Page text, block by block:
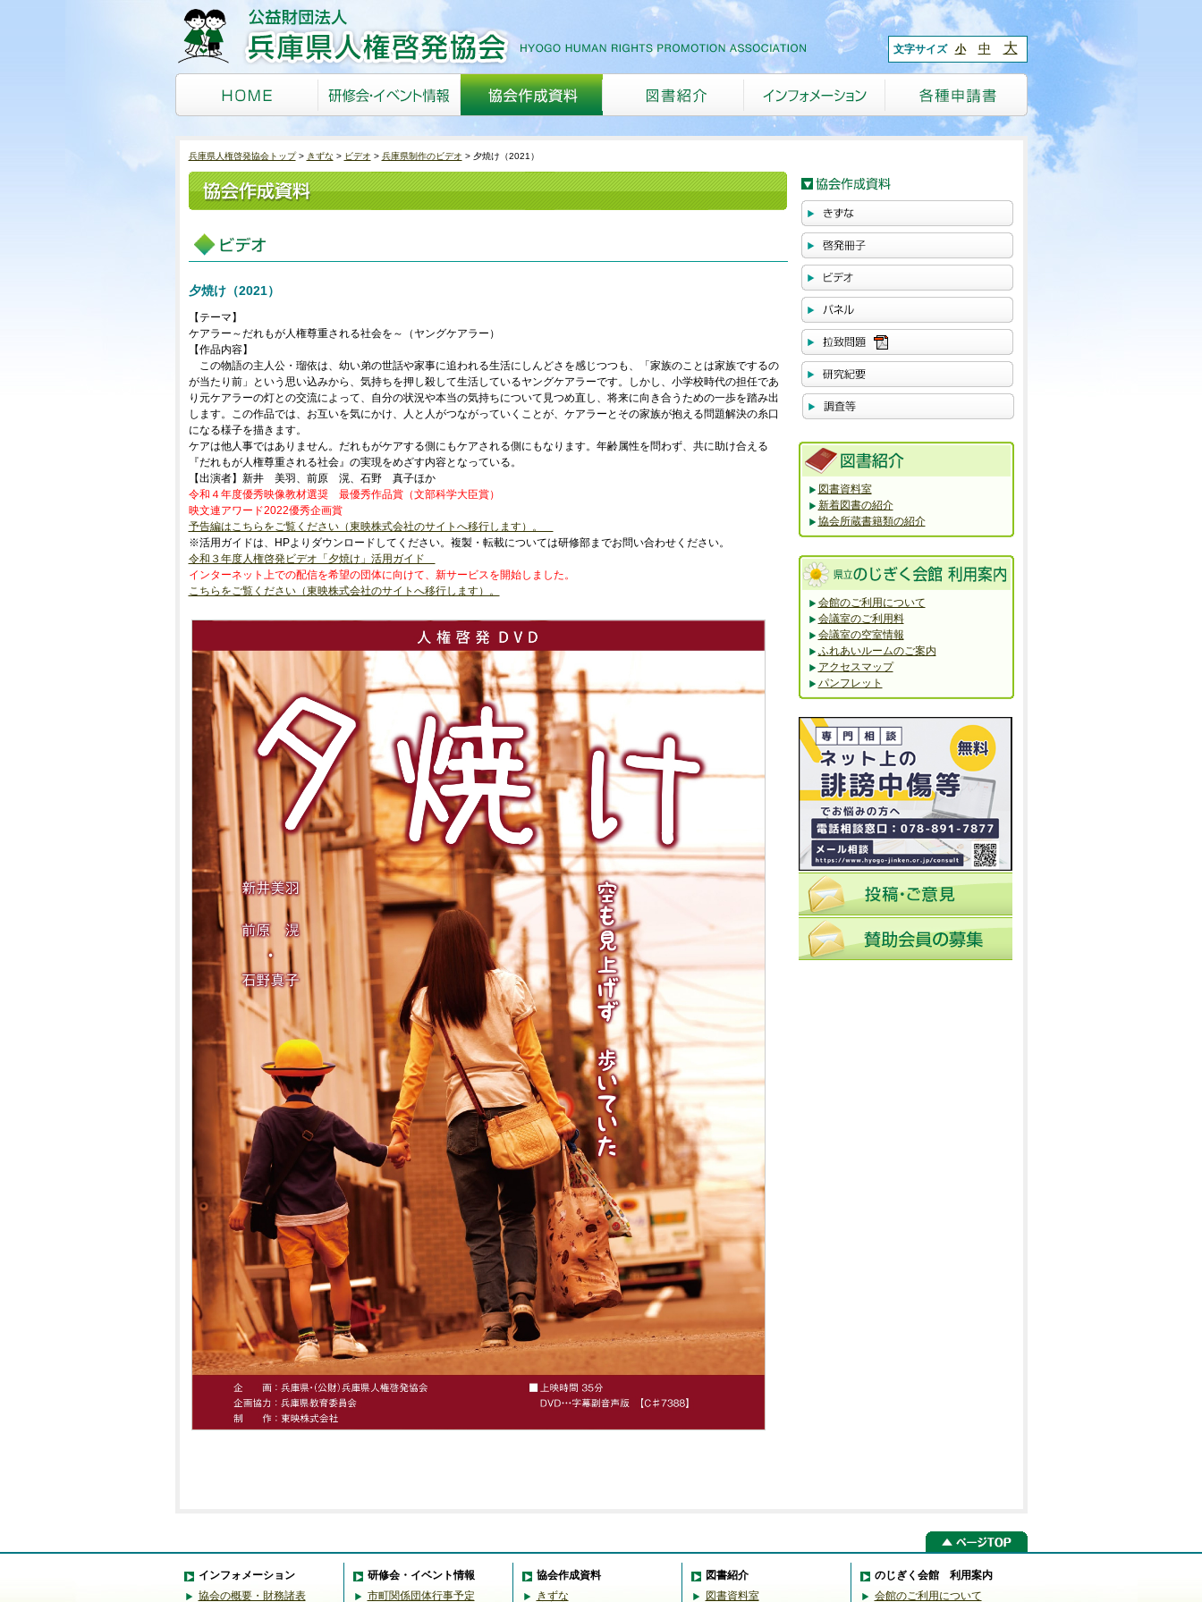
文字サイズ 小 中 大
兵庫県人権啓発協会トップ きずな ビデオ 兵庫県制作のビデオ 夕焼け（2021）
夕焼け（2021）
【テーマ】
ケアラー～だれもが人権尊重される社会を～（ヤングケアラー）
【作品内容】
この物語の主人公・瑠依は、幼い弟の世話や家事に追われる生活にしんどさを感じつつも、「家族のことは家族でするの
が当たり前」という思い込みから、気持ちを押し殺して生活しているヤングケアラーです。しかし、小学校時代の担任であ
り元ケアラーの灯との交流によって、自分の状況や本当の気持ちについて見つめ直し、将来に向き合うための一歩を踏み出
します。この作品では、お互いを気にかけ、人と人がつながっていくことが、ケアラーとその家族が抱える問題解決の糸口
になる様子を描きます。
ケアは他人事ではありません。だれもがケアする側にもケアされる側にもなります。年齢属性を問わず、共に助け合える
『だれもが人権尊重される社会』の実現をめざす内容となっている。
【出演者】新井 美羽、前原 滉、石野 真子ほか
令和４年度優秀映像教材選奨 最優秀作品賞（文部科学大臣賞）
映文連アワード2022優秀企画賞
予告編はこちらをご覧ください（東映株式会社のサイトへ移行します）。
※活用ガイドは、HPよりダウンロードしてください。複製・転載については研修部までお問い合わせください。
令和３年度人権啓発ビデオ「夕焼け」活用ガイド
インターネット上での配信を希望の団体に向けて、新サービスを開始しました。
こちらをご覧ください（東映株式会社のサイトへ移行します）。
図書資料室
新着図書の紹介
協会所蔵書籍類の紹介
会館のご利用について
会議室のご利用料
会議室の空室情報
ふれあいルームのご案内
アクセスマップ
パンフレット
インフォメーション
協会の概要・財務諸表
研修会・イベント情報
市町関係団体行事予定
協会作成資料
きずな
図書紹介
図書資料室
のじぎく会館 利用案内
会館のご利用について